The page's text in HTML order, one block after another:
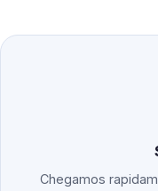
Chegamos